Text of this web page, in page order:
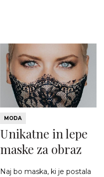
MODA
Unikatne in lepe
maske za obraz
Naj bo maska, ki je postala